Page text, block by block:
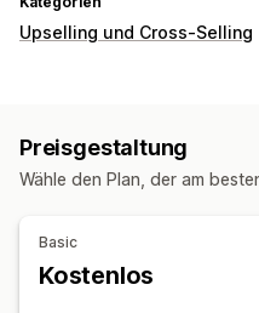
Upselling und Cross-Selling
Angebote und Empfehlungen
Preisgestaltung
Wähle den Plan, der am
Basic
Kostenlos